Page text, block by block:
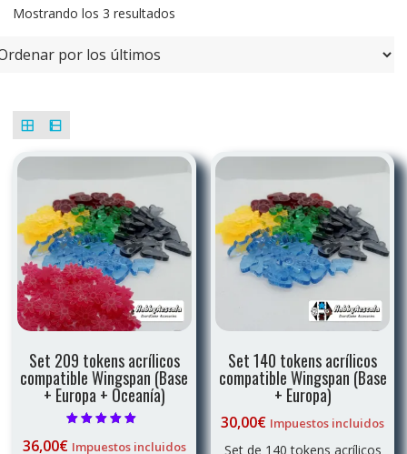
Mostrando los 3 resultadosOrdenado
Set 209 tokens acrílicos
compatible Wingspan (Base
+ Europa + Oceanía)
5.00
36,00€ Impuestos incluidos
Set 140 tokens acrílicos
compatible Wingspan (Base
+ Europa)
30,00€ Impuestos incluidos
Set de 140 tokens acrílicos